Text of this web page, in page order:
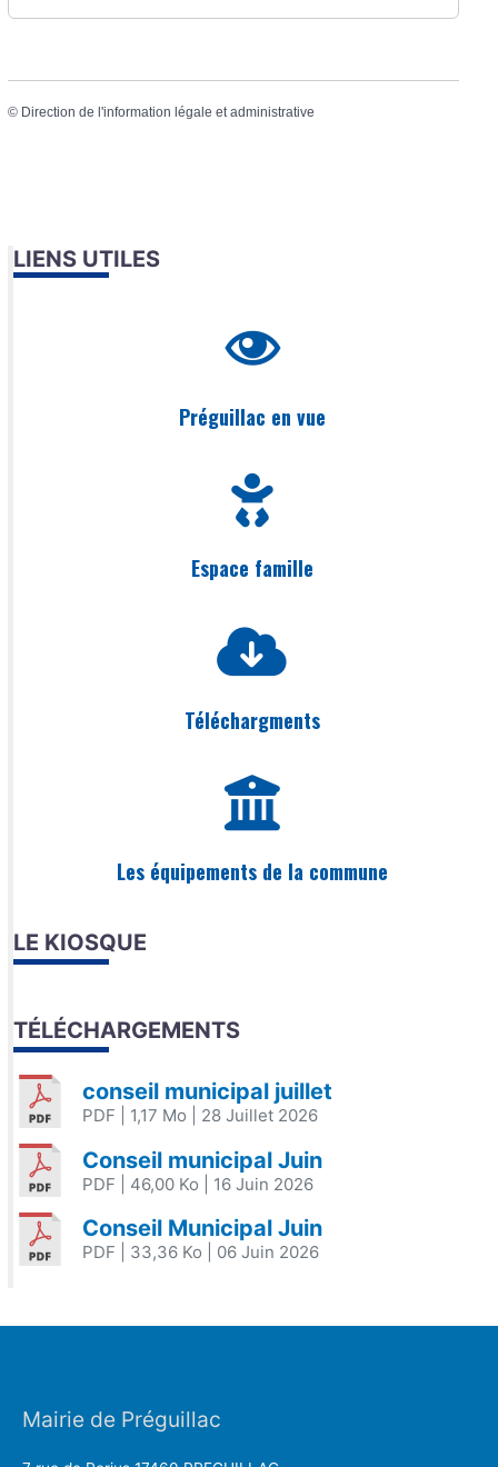
© Direction de l'information légale et administrative
LIENS UTILES
Préguillac en vue
Espace famille
Téléchargments
Les équipements de la commune
LE KIOSQUE
TÉLÉCHARGEMENTS
conseil municipal juillet
PDF | 1,17 Mo | 28 Juillet 2026
Conseil municipal Juin
PDF | 46,00 Ko | 16 Juin 2026
Conseil Municipal Juin
PDF | 33,36 Ko | 06 Juin 2026
Mairie de Préguillac